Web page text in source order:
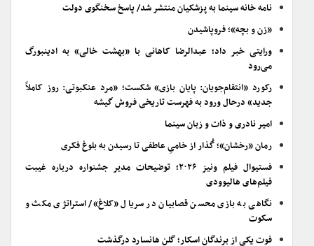
نامه خانه سینما به پزشکیان منتشر شد/ پاسخ سخنگوی دولت
«زن و بچه»؛ فروپاشیدن
ورایتی خبر داد؛ عبدالرضا کاهانی با «بهشت خالی» به ادینبورگ
می‌رود
رکورد «انتقام‌جویان: پایان بازی» شکست؛ «مرد عنکبوتی: روز کاملاً
جدید» درحال ورود به فهرست تاریخی فروش گیشه
امیر نادری و ذات و زبان سینما
رمان «رخشان»؛ گُذار از خامیِ عاطفی تا رسیدن به بلوغ فکری
فستیوال فیلم ونیز ۲۰۲۶؛ توضیحات مدیر جشنواره درباره غیبت
فیلم‌های هالیوودی
نگاهی به بازی محسن قصابیان در سریال «کلاغ»/ استراتژی مکث و
سکوت
فوت یکی از برندگان اسکار؛ گلن هانسارد درگذشت